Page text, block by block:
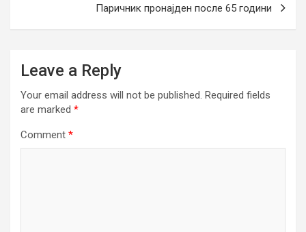
Паричник пронајден после 65 години
Leave a Reply
Your email address will not be published. Required fields
are marked *
Comment *